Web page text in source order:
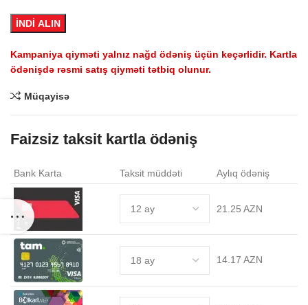
İNDİ ALIN
Kampaniya qiyməti yalnız nağd ödəniş üçün keçərlidir. Kartla
ödənişdə rəsmi satış qiyməti tətbiq olunur.
Müqayisə
Faizsiz taksit kartla ödəniş
Bank Karta Taksit müddəti Aylıq ödəniş
21.25 AZN
14.17 AZN